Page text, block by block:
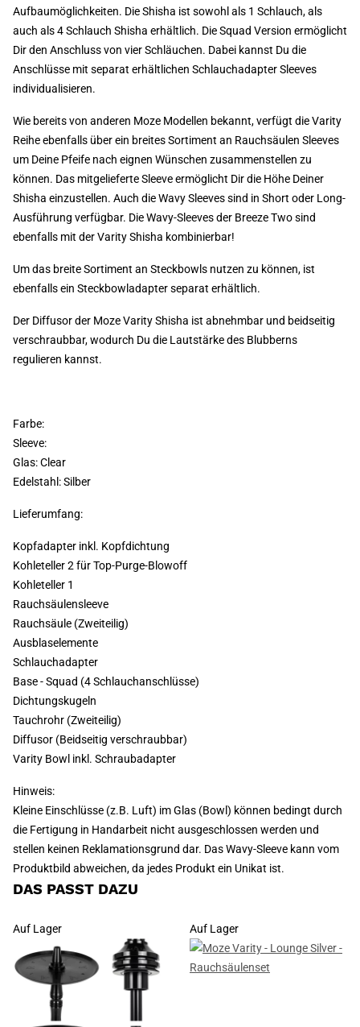
Aufbaumöglichkeiten. Die Shisha ist sowohl als 1 Schlauch, als
auch als 4 Schlauch Shisha erhältlich. Die Squad Version ermöglicht
Dir den Anschluss von vier Schläuchen. Dabei kannst Du die
Anschlüsse mit separat erhältlichen Schlauchadapter Sleeves
individualisieren.
Wie bereits von anderen Moze Modellen bekannt, verfügt die Varity
Reihe ebenfalls über ein breites Sortiment an Rauchsäulen Sleeves
um Deine Pfeife nach eignen Wünschen zusammenstellen zu
können. Das mitgelieferte Sleeve ermöglicht Dir die Höhe Deiner
Shisha einzustellen. Auch die Wavy Sleeves sind in Short oder Long-
Ausführung verfügbar. Die Wavy-Sleeves der Breeze Two sind
ebenfalls mit der Varity Shisha kombinierbar!
Um das breite Sortiment an Steckbowls nutzen zu können, ist
ebenfalls ein Steckbowladapter separat erhältlich.
Der Diffusor der Moze Varity Shisha ist abnehmbar und beidseitig
verschraubbar, wodurch Du die Lautstärke des Blubberns
regulieren kannst.
Farbe:
Sleeve:
Glas: Clear
Edelstahl: Silber
Lieferumfang:
Kopfadapter inkl. Kopfdichtung
Kohleteller 2 für Top-Purge-Blowoff
Kohleteller 1
Rauchsäulensleeve
Rauchsäule (Zweiteilig)
Ausblaselemente
Schlauchadapter
Base - Squad (4 Schlauchanschlüsse)
Dichtungskugeln
Tauchrohr (Zweiteilig)
Diffusor (Beidseitig verschraubbar)
Varity Bowl inkl. Schraubadapter
Hinweis:
Kleine Einschlüsse (z.B. Luft) im Glas (Bowl) können bedingt durch
die Fertigung in Handarbeit nicht ausgeschlossen werden und
stellen keinen Reklamationsgrund dar. Das Wavy-Sleeve kann vom
Produktbild abweichen, da jedes Produkt ein Unikat ist.
DAS PASST DAZU
Auf Lager Auf Lager